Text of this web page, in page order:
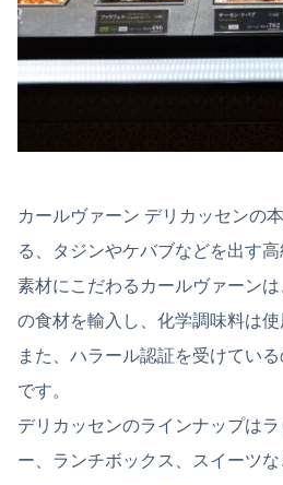
カールヴァーン デリカッセンの
る、タジンやケバブなどを出す高
素材にこだわるカールヴァーン
の食材を輸入し、化学調味料は使
また、ハラール認証を受けてい
です。
デリカッセンのラインナップは
ー、ランチボックス、スイーツ